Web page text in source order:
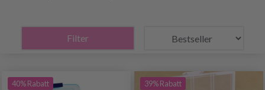
Filter
40% Rabatt 39% Rabatt